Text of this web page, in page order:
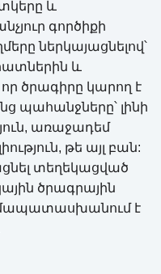
և
գործիքի
ներկայացնելով՝
և
ծրագիրը կարող է
պահանջները՝ լինի
առաջադեմ
թե այլ բան:
տեղեկացված
ծրագրային
է